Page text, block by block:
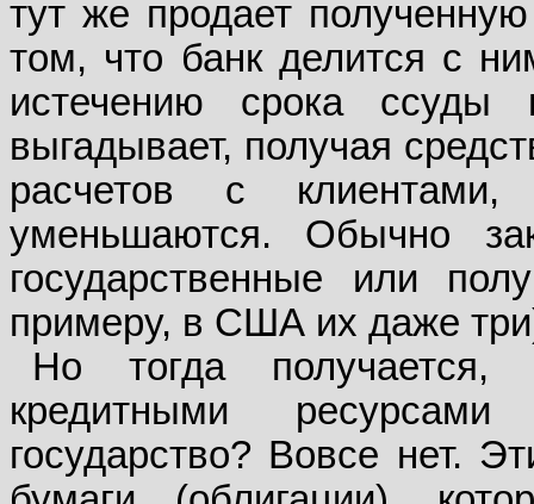
тут же продает
том, что банк делится с
истечению срока ссуды
выгадывает, получая
расчетов с
уменьшаются. Обычно
государственные или
примеру, в США их даже
Но тогда получается,
кредитными
государство? Вовсе нет.